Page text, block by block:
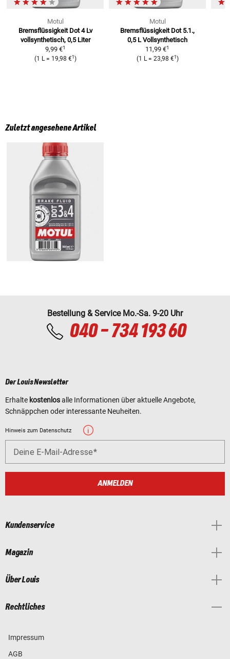
Motul
Bremsflüssigkeit Dot 4 Lv
vollsynthetisch, 0,5 Liter
9,99 €1
(1 L= 19,98 €1 )
Motul
Bremsflüssigkeit Dot 5.1.,
0,5 L Vollsynthetisch
11,99 €1
(1 L= 23,98 €1 )
Zuletzt angesehene Artikel
Bestellung & Service Mo.-Sa. 9-20 Uhr
040 - 734 193 60
Der Louis Newsletter
Erhalte kostenlosalle Informationen über aktuelle Angebote,
Schnäppchen oder interessante Neuheiten.
Hinweis zum Datenschutz
Deine E-Mail-Adresse
ANMELDEN
Kundenservice
Magazin
Über Louis
Rechtliches
Impressum
AGB